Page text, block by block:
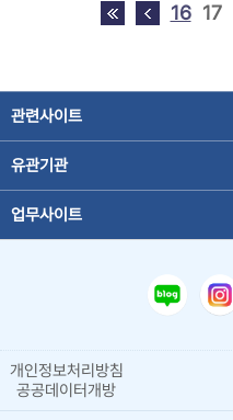
16 17
관련사이트
유관기관
업무사이트
개인정보처리방침
공공데이터개방